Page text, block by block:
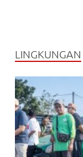
LINGKUNGAN